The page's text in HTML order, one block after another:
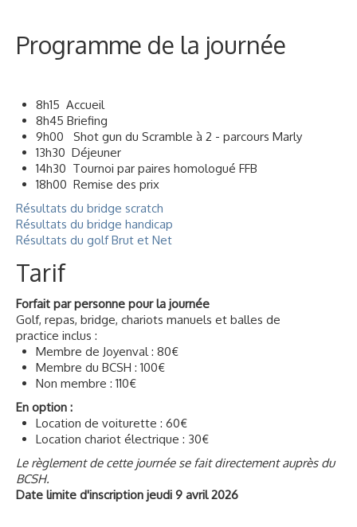
Programme de la journée
8h15 Accueil
8h45 Briefing
9h00 Shot gun du Scramble à 2 - parcours Marly
13h30 Déjeuner
14h30 Tournoi par paires homologué FFB
18h00 Remise des prix
Résultats du bridge scratch
Résultats du bridge handicap
Résultats du golf Brut et Net
Tarif
Forfait par personne pour la journée
Golf, repas, bridge, chariots manuels et balles de
practice inclus :
Membre de Joyenval : 80€
Membre du BCSH : 100€
Non membre : 110€
En option :
Location de voiturette : 60€
Location chariot électrique : 30€
Le règlement de cette journée se fait directement auprès du
BCSH.
Date limite d'inscription jeudi 9 avril 2026